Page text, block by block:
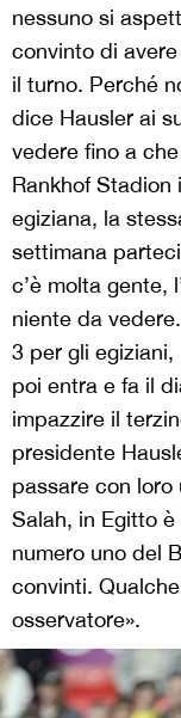
nessuno si
convinto di
il turno. Perché
dice Hausler ai
vedere fino a
Rankhof Stadion
egiziana, la
settimana
c’è molta gente,
niente da
3 per gli
poi entra e fa il
impazzire il
presidente
passare con
Salah, in Egitto
numero uno del
convinti.
osservatore».